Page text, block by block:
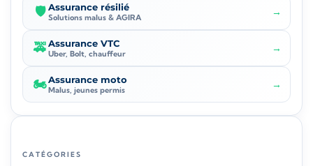
🛡️ Assurance résilié
Solutions malus & AGIRA →
🚕Assurance VTC
Uber, Bolt, chauffeur →
🏍️Assurance moto
Malus, jeunes permis →
CATÉGORIES